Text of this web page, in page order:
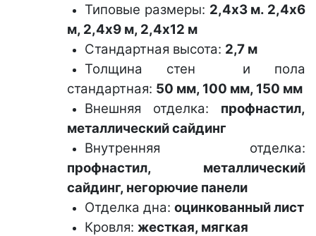
Типовые размеры: 2,4х3 м. 2,4х6
м, 2,4х9 м, 2,4х12 м
Стандартная высота: 2,7 м
Толщина стен и пола
стандартная: 50 мм, 100 мм, 150 мм
Внешняя отделка: профнастил,
металлический сайдинг
Внутренняя отделка:
профнастил, металлический
сайдинг, негорючие панели
Отделка дна: оцинкованный лист
Кровля: жесткая, мягкая